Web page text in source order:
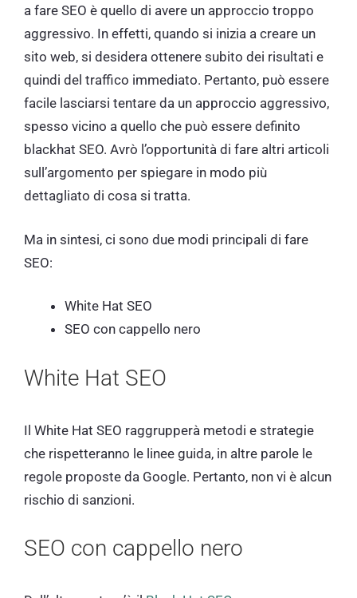
a fare SEO è quello di avere un approccio troppo
aggressivo. In effetti, quando si inizia a creare un
sito web, si desidera ottenere subito dei risultati e
quindi del traffico immediato. Pertanto, può essere
facile lasciarsi tentare da un approccio aggressivo,
spesso vicino a quello che può essere definito
blackhat SEO. Avrò l’opportunità di fare altri articoli
sull’argomento per spiegare in modo più
dettagliato di cosa si tratta.
Ma in sintesi, ci sono due modi principali di fare
SEO:
White Hat SEO
SEO con cappello nero
White Hat SEO
Il White Hat SEO raggrupperà metodi e strategie
che rispetteranno le linee guida, in altre parole le
regole proposte da Google. Pertanto, non vi è alcun
rischio di sanzioni.
SEO con cappello nero